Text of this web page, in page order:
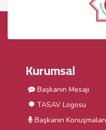
Kurumsal
Başkanın Mesajı
TASAV Logosu
Başkanın Konuşmaları